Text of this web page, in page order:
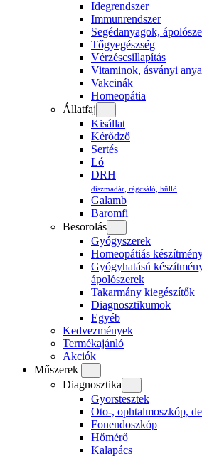
Idegrendszer
Immunrendszer
Segédanyagok,
Tőgyegészség
Vérzéscsillapítás
Vitaminok, ásványi
Vakcinák
Homeopátia
Állatfaj
Kisállat
Kérődző
Sertés
Ló
DRH
díszmadár, rágcsáló, hüllő
Galamb
Baromfi
Besorolás
Gyógyszerek
Homeopátiás
Gyógyhatású
ápolószerek
Takarmány kiegészítők
Diagnosztikumok
Egyéb
Kedvezmények
Termékajánló
Akciók
Műszerek
Diagnosztika
Gyorstesztek
Oto-, ophtalmoszkóp,
Fonendoszkóp
Hőmérő
Kalapács